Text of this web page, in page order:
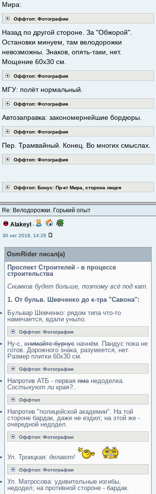
Мира:
Оффтоп: Фотографии
Назад по другой стороне. За "Обжорой".
Остановки минуем, там велодорожки
невозможны. Знаков, опять-таки, нет.
Мощение 60х30 см.
Оффтоп: Фотография
МГУ: полёт нормальный.
Оффтоп: Фотография
Автозаправка: закономернейшие бордюры.
Оффтоп: Фотография
Пер. Трамвайный. Конец. Во многих смыслах.
Оффтоп: Фотография
Оффтоп: Бонус: Пр-кт Мира, сторона лицея
Re: Велодорожки. Горький опыт
Alakeyl -
30 окт 2018, 14:26
OsmRider писал(а)
Проспект Строителей - в процессе
строительства
Снимков будет больше, поэтому всё под кат.
1. От бульв. Шевченко до к-тра "Савона":
Бульвар Шевченко: рядом типа что-то
намечается, вдали уныло.
Оффтоп: Фотография
Ну-с, снимайте бурнус начнём. Пандус пока не
готов. Дорожного знака, разумеется, нет.
Размер плитки 60х30 см.
Оффтоп: Фотографии
Напротив АТБ - первая яманедоделка.
Состыкуют ли края?..
Оффтоп
Напротив "полицейской академии". На той
стороне бардак, даже не ездил; на этой же -
очередной недодел.
Оффтоп: Фотографии
Ул. Троицкая: делают!
Оффтоп: Фотографии
Ул. Матросова: удивительные изгибы,
недодел; на противной стороне - бардак.